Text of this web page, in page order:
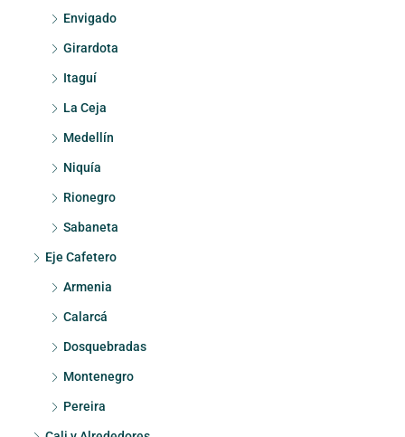
Envigado
Girardota
Itaguí
La Ceja
Medellín
Niquía
Rionegro
Sabaneta
Eje Cafetero
Armenia
Calarcá
Dosquebradas
Montenegro
Pereira